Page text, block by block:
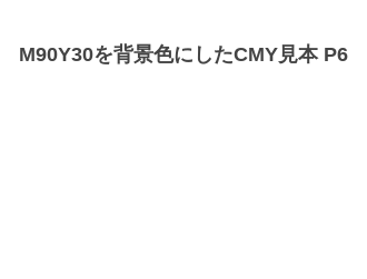
M90Y30を背景色にしたCMY見本 P6